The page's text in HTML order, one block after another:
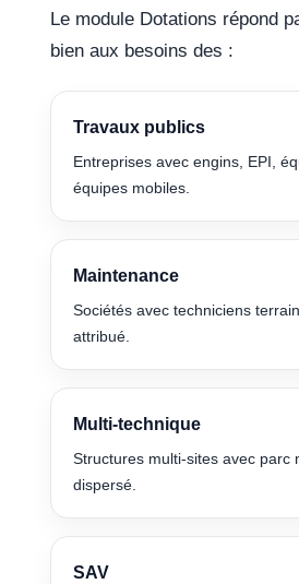
Le module Dotations répond
bien aux besoins des :
Travaux publics
Entreprises avec engins, EPI,
équipes mobiles.
Maintenance
Sociétés avec techniciens
attribué.
Multi-technique
Structures multi-sites avec parc
dispersé.
SAV